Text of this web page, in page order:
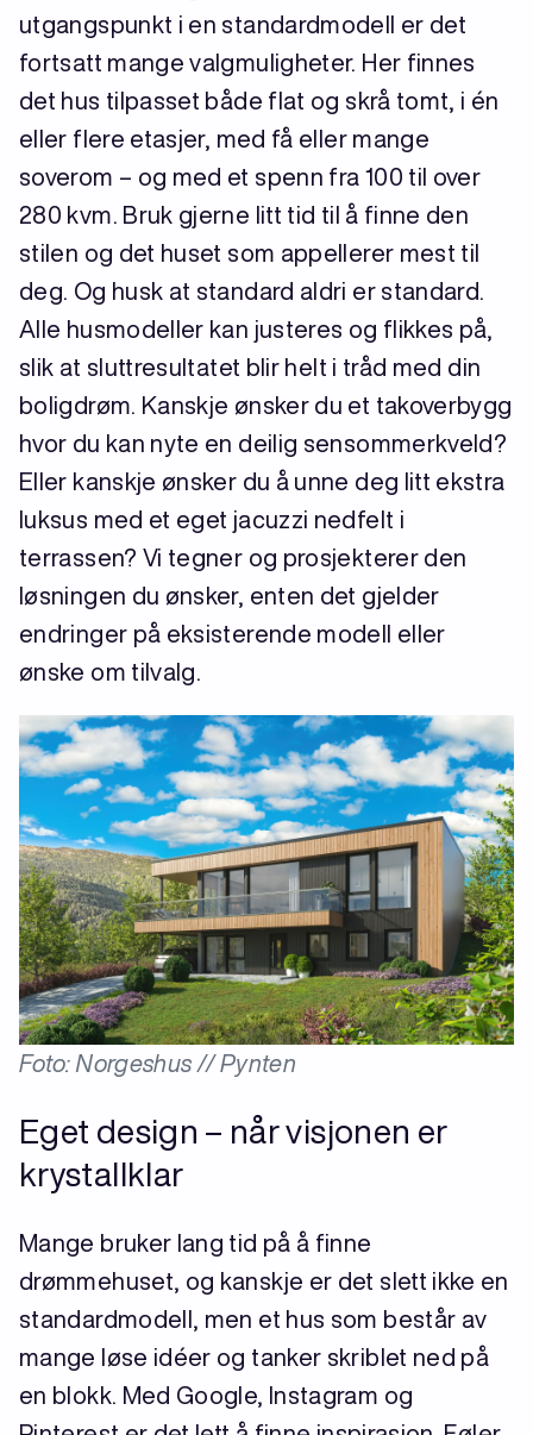
utgangspunkt i en standardmodell er det
fortsatt mange valgmuligheter. Her finnes
det hus tilpasset både flat og skrå tomt, i én
eller flere etasjer, med få eller mange
soverom – og med et spenn fra 100 til over
280 kvm. Bruk gjerne litt tid til å finne den
stilen og det huset som appellerer mest til
deg. Og husk at standard aldri er standard.
Alle husmodeller kan justeres og flikkes på,
slik at sluttresultatet blir helt i tråd med din
boligdrøm. Kanskje ønsker du et takoverbygg
hvor du kan nyte en deilig sensommerkveld?
Eller kanskje ønsker du å unne deg litt ekstra
luksus med et eget jacuzzi nedfelt i
terrassen? Vi tegner og prosjekterer den
løsningen du ønsker, enten det gjelder
endringer på eksisterende modell eller
ønske om tilvalg.
Foto: Norgeshus // Pynten
Eget design – når visjonen er
krystallklar
Mange bruker lang tid på å finne
drømmehuset, og kanskje er det slett ikke en
standardmodell, men et hus som består av
mange løse idéer og tanker skriblet ned på
en blokk. Med Google, Instagram og